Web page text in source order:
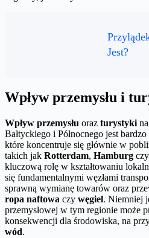
Jest?
Wpływ przemysłu i
Wpływ przemysłu oraz turystyki
Bałtyckiego i Północnego jest bardzo
które koncentruje się głównie w
takich jak Rotterdam, Hamburg czy
kluczową rolę w kształtowaniu
się fundamentalnymi węzłami
sprawną wymianę towarów oraz
ropa naftowa czy węgiel. Niemniej
przemysłowej w tym regionie może
konsekwencji dla środowiska, na
wód.